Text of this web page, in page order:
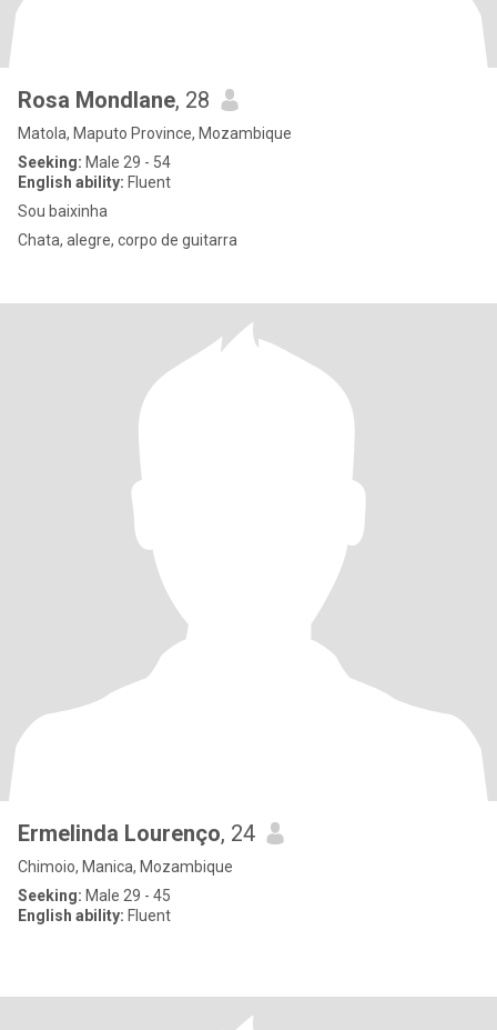
Rosa Mondlane, 28
Matola, Maputo Province, Mozambique
Seeking: Male 29 - 54
English ability: Fluent
Sou baixinha
Chata, alegre, corpo de guitarra
Ermelinda Lourenço, 24
Chimoio, Manica, Mozambique
Seeking: Male 29 - 45
English ability: Fluent